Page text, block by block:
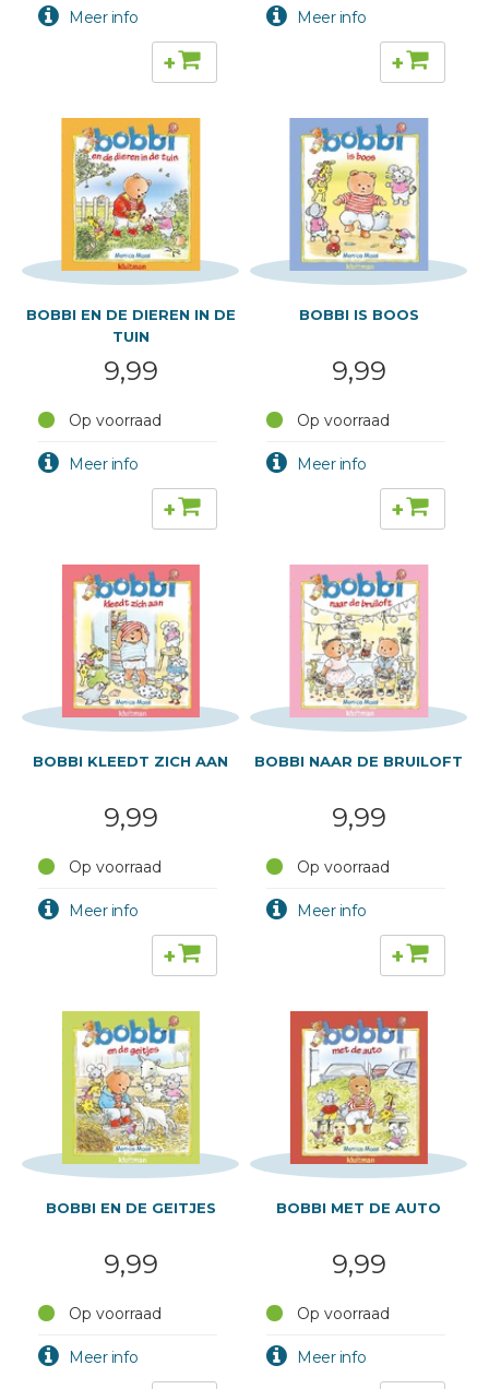
+ +
BOBBI EN DE DIEREN IN DE
TUIN
9,99
Op voorraad
+
BOBBI IS BOOS
9,99
Op voorraad
+
BOBBI KLEEDT ZICH AAN
9,99
Op voorraad
+
BOBBI NAAR DE BRUILOFT
9,99
Op voorraad
+
BOBBI EN DE GEITJES
9,99
Op voorraad
BOBBI MET DE AUTO
9,99
Op voorraad